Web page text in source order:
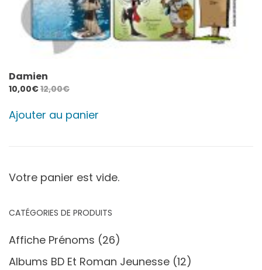
Damien
10,00€12,00€
Ajouter au panier
Votre panier est vide.
CATÉGORIES DE PRODUITS
Affiche Prénoms (26)
Albums BD Et Roman Jeunesse (12)